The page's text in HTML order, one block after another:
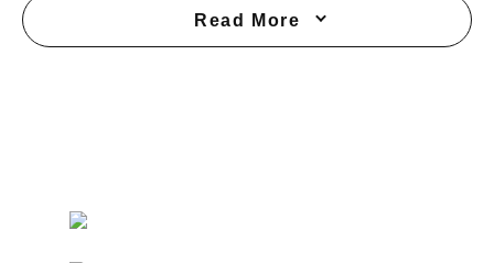
Read More